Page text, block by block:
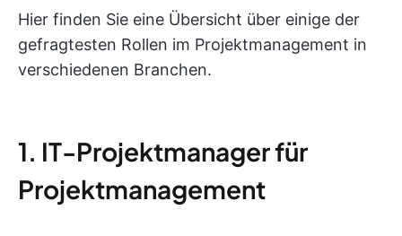
Hier finden Sie eine Übersicht über einige der
gefragtesten Rollen im Projektmanagement in
verschiedenen Branchen.
1. IT-Projektmanager für
Projektmanagement